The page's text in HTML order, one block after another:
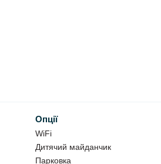
людини.
Опції
WiFi
Дитячий майданчик
Парковка